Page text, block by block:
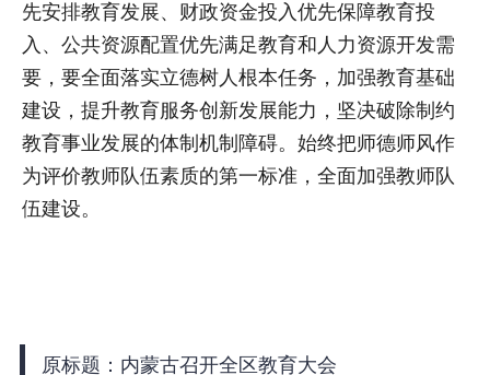
先安排教育发展、财政资金投入优先保障教育投
入、公共资源配置优先满足教育和人力资源开发需
要，要全面落实立德树人根本任务，加强教育基础
建设，提升教育服务创新发展能力，坚决破除制约
教育事业发展的体制机制障碍。始终把师德师风作
为评价教师队伍素质的第一标准，全面加强教师队
伍建设。
原标题：内蒙古召开全区教育大会